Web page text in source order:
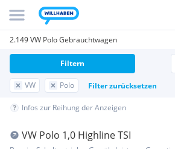
2.149 VW Polo Gebrauchtwagen
VW Polo Filter zurücksetzen
Filtern
Infos zur Reihung der Anzeigen
VW Polo 1,0 Highline TSI